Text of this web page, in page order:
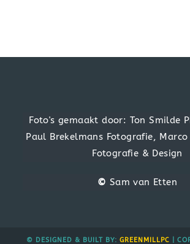
Foto's gemaakt door: Ton Smilde
Paul Brekelmans Fotografie,
Fotografie & Design
© Sam van Etten
© DESIGNED & BUILT BY: GREENMILLPC |